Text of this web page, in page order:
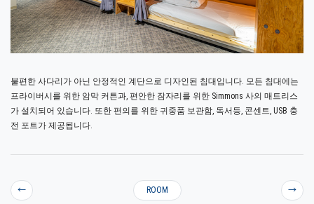
불편한 사다리가 아닌 안정적인 계단으로 디자인된 침대입니다. 모든 침대에는
프라이버시를 위한 암막 커튼과, 편안한 잠자리를 위한 Simmons 사의 매트리스
가 설치되어 있습니다. 또한 편의를 위한 귀중품 보관함, 독서등, 콘센트, USB 충
전 포트가 제공됩니다.
← ROOM →